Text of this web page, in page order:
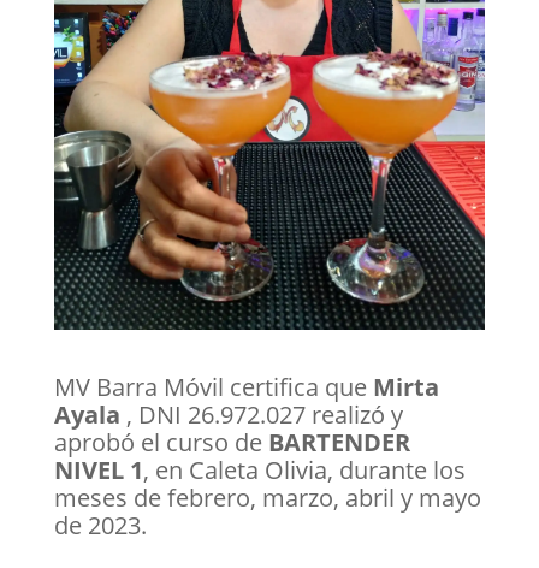
MV Barra Móvil certifica que Mirta
Ayala , DNI 26.972.027 realizó y
aprobó el curso de BARTENDER
NIVEL 1, en Caleta Olivia, durante los
meses de febrero, marzo, abril y mayo
de 2023.